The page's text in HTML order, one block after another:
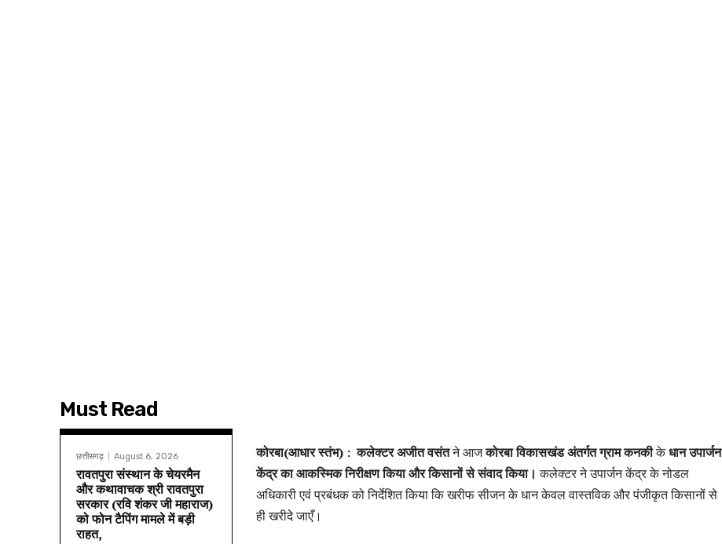
Must Read
छत्तीसगढ़ August 6, 2026
रावतपुरा संस्थान के चेयरमैन
और कथावाचक श्री रावतपुरा
सरकार (रवि शंकर जी महाराज)
को फोन टैपिंग मामले में बड़ी
राहत,
कोरबा(आधार स्तंभ) : कलेक्टर अजीत वसंतने आजकोरबा विकासखंड अंतर्गत ग्राम कनकीकेधान उपार्जन
केंद्र का आकस्मिक निरीक्षण किया और किसानों से संवाद किया। कलेक्टर ने उपार्जन केंद्र के नोडल
अधिकारी एवं प्रबंधक को निर्देशित किया कि खरीफ सीजन के धान केवल वास्तविक और पंजीकृत किसानों से
ही खरीदे जाएँ।